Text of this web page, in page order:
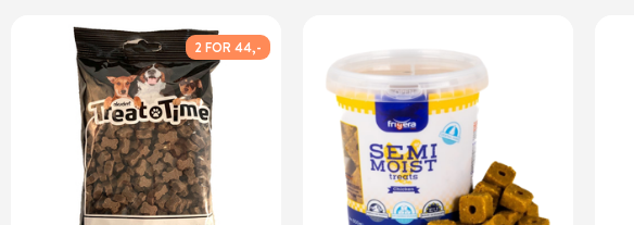
2 FOR 44,-